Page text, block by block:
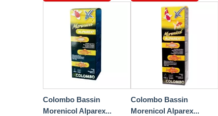
Colombo Bassin
Morenicol Alparex...
Colombo Bassin
Morenicol Alparex...